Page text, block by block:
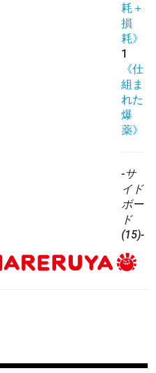
耗＋
損
耗》
1
《仕
組ま
れた
爆
薬》
-サ
イド
ボー
ド
(15)-